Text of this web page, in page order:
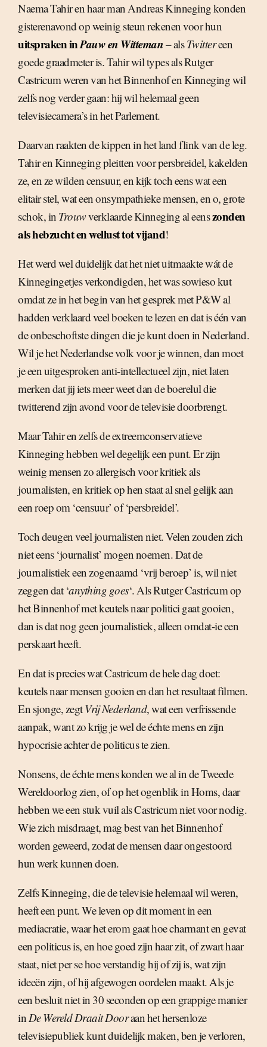
Naema Tahir en haar man Andreas Kinneging konden
gisterenavond op weinig steun rekenen voor hun
uitspraken inPauw en Witteman– alsTwittereen
goede graadmeter is. Tahir wil types als Rutger
Castricum weren van het Binnenhof en Kinneging wil
zelfs nog verder gaan: hij wil helemaal geen
televisiecamera’s in het Parlement.
Daarvan raakten de kippen in het land flink van de leg.
Tahir en Kinneging pleitten voor persbreidel, kakelden
ze, en ze wilden censuur, en kijk toch eens wat een
elitair stel, wat een onsympathieke mensen, en o, grote
schok, in Trouwverklaarde Kinneging al eenszonden
als hebzucht en wellust tot vijand!
Het werd wel duidelijk dat het niet uitmaakte wát de
Kinnegingetjes verkondigden, het was sowieso kut
omdat ze in het begin van het gesprek met P&W al
hadden verklaard veel boeken te lezen en dat is één van
de onbeschoftste dingen die je kunt doen in Nederland.
Wil je het Nederlandse volk voor je winnen, dan moet
je een uitgesproken anti-intellectueel zijn, niet laten
merken dat jij iets meer weet dan de boerelul die
twitterend zijn avond voor de televisie doorbrengt.
Maar Tahir en zelfs de extreemconservatieve
Kinneging hebben wel degelijk een punt. Er zijn
weinig mensen zo allergisch voor kritiek als
journalisten, en kritiek op hen staat al snel gelijk aan
een roep om ‘censuur’ of ‘persbreidel’.
Toch deugen veel journalisten niet. Velen zouden zich
niet eens ‘journalist’ mogen noemen. Dat de
journalistiek een zogenaamd ‘vrij beroep’ is, wil niet
zeggen dat ‘anything goes‘. Als Rutger Castricum op
het Binnenhof met keutels naar politici gaat gooien,
dan is dat nog geen journalistiek, alleen omdat-ie een
perskaart heeft.
En dat is precies wat Castricum de hele dag doet:
keutels naar mensen gooien en dan het resultaat filmen.
En sjonge, zegtVrij Nederland, wat een verfrissende
aanpak, want zo krijg je wel de échte mens en zijn
hypocrisie achter de politicus te zien.
Nonsens, de échte mens konden we al in de Tweede
Wereldoorlog zien, of op het ogenblik in Homs, daar
hebben we een stuk vuil als Castricum niet voor nodig.
Wie zich misdraagt, mag best van het Binnenhof
worden geweerd, zodat de mensen daar ongestoord
hun werk kunnen doen.
Zelfs Kinneging, die de televisie helemaal wil weren,
heeft een punt. We leven op dit moment in een
mediacratie, waar het erom gaat hoe charmant en gevat
een politicus is, en hoe goed zijn haar zit, of zwart haar
staat, niet per se hoe verstandig hij of zij is, wat zijn
ideeën zijn, of hij afgewogen oordelen maakt. Als je
een besluit niet in 30 seconden op een grappige manier
inDe Wereld Draait Dooraan het hersenloze
televisiepubliek kunt duidelijk maken, ben je verloren,